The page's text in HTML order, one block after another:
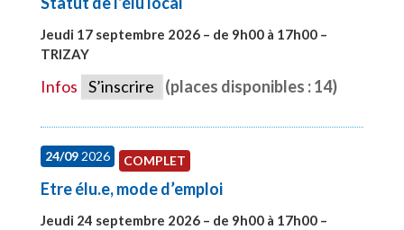
Jeudi 17 septembre 2026 – de 9h00 à 17h00 –
TRIZAY
Infos S’inscrire (places disponibles : 14)
24/092026 COMPLET
Etre élu.e, mode d’emploi
Jeudi 24 septembre 2026 – de 9h00 à 17h00 –